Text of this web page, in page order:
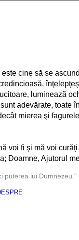
cine să se
luminează
adevărate, toate
mierea şi
voi fi şi mă voi
Doamne, Ajutorul
puterea lui Dumnezeu."